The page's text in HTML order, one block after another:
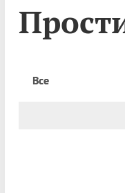
Все